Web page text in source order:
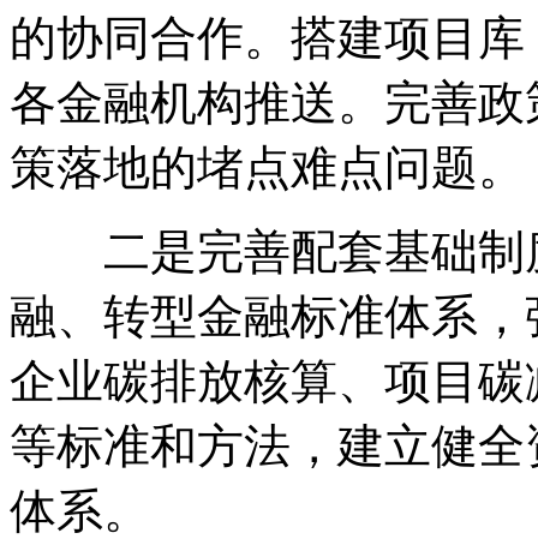
的协同合作。搭建项目
各金融机构推送。完善
策落地的堵点难点问题。
二是完善配套基础制
融、转型金融标准体系
企业碳排放核算、项目
等标准和方法，建立健
体系。